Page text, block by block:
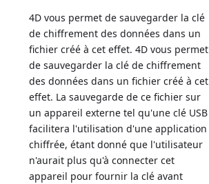
4D vous permet de sauvegarder la clé
de chiffrement des données dans un
fichier créé à cet effet. 4D vous permet
de sauvegarder la clé de chiffrement
des données dans un fichier créé à cet
effet. La sauvegarde de ce fichier sur
un appareil externe tel qu'une clé USB
facilitera l'utilisation d'une application
chiffrée, étant donné que l'utilisateur
n'aurait plus qu'à connecter cet
appareil pour fournir la clé avant